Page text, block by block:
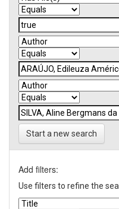
Start a new search
Add filters:
Use filters to refine the